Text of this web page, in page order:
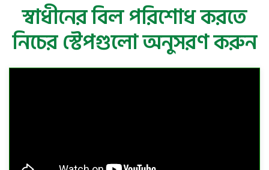
স্বাধীনের বিল পরিশোধ করতে
নিচের স্টেপগুলো অনুসরণ করুন